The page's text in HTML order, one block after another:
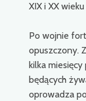
XIX i XX
Po wojnie
opuszczony.
kilka
będących
oprowadza